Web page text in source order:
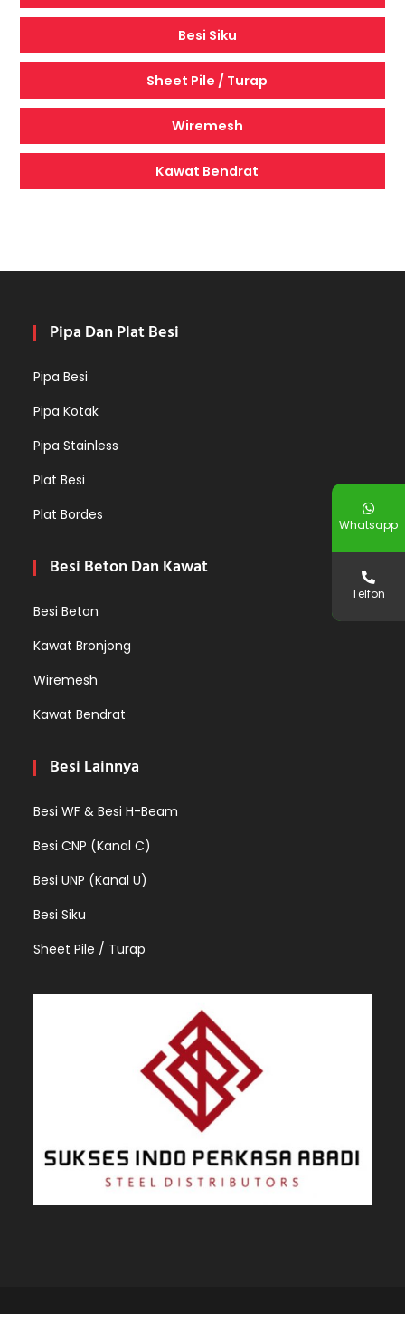
Besi Siku
Sheet Pile / Turap
Wiremesh
Kawat Bendrat
Pipa Dan Plat Besi
Pipa Besi
Pipa Kotak
Pipa Stainless
Plat Besi
Plat Bordes
Besi Beton Dan Kawat
Besi Beton
Kawat Bronjong
Wiremesh
Kawat Bendrat
Besi Lainnya
Besi WF & Besi H-Beam
Besi CNP (Kanal C)
Besi UNP (Kanal U)
Besi Siku
Sheet Pile / Turap
Whatsapp
Telfon